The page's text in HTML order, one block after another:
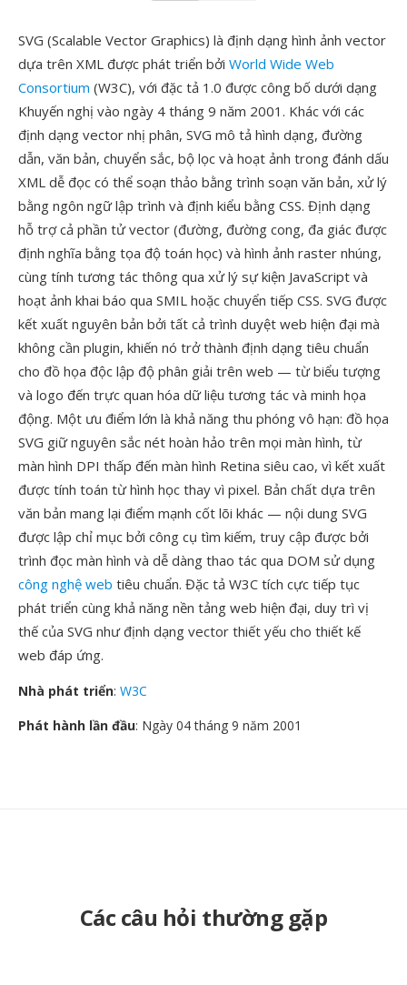
SVG (Scalable Vector Graphics) là định dạng hình ảnh vector
dựa trên XML được phát triển bởi World Wide Web
Consortium (W3C), với đặc tả 1.0 được công bố dưới dạng
Khuyến nghị vào ngày 4 tháng 9 năm 2001. Khác với các
định dạng vector nhị phân, SVG mô tả hình dạng, đường
dẫn, văn bản, chuyển sắc, bộ lọc và hoạt ảnh trong đánh dấu
XML dễ đọc có thể soạn thảo bằng trình soạn văn bản, xử lý
bằng ngôn ngữ lập trình và định kiểu bằng CSS. Định dạng
hỗ trợ cả phần tử vector (đường, đường cong, đa giác được
định nghĩa bằng tọa độ toán học) và hình ảnh raster nhúng,
cùng tính tương tác thông qua xử lý sự kiện JavaScript và
hoạt ảnh khai báo qua SMIL hoặc chuyển tiếp CSS. SVG được
kết xuất nguyên bản bởi tất cả trình duyệt web hiện đại mà
không cần plugin, khiến nó trở thành định dạng tiêu chuẩn
cho đồ họa độc lập độ phân giải trên web — từ biểu tượng
và logo đến trực quan hóa dữ liệu tương tác và minh họa
động. Một ưu điểm lớn là khả năng thu phóng vô hạn: đồ họa
SVG giữ nguyên sắc nét hoàn hảo trên mọi màn hình, từ
màn hình DPI thấp đến màn hình Retina siêu cao, vì kết xuất
được tính toán từ hình học thay vì pixel. Bản chất dựa trên
văn bản mang lại điểm mạnh cốt lõi khác — nội dung SVG
được lập chỉ mục bởi công cụ tìm kiếm, truy cập được bởi
trình đọc màn hình và dễ dàng thao tác qua DOM sử dụng
công nghệ web tiêu chuẩn. Đặc tả W3C tích cực tiếp tục
phát triển cùng khả năng nền tảng web hiện đại, duy trì vị
thế của SVG như định dạng vector thiết yếu cho thiết kế
web đáp ứng.
Nhà phát triển: W3C
Phát hành lần đầu: Ngày 04 tháng 9 năm 2001
Các câu hỏi thường gặp